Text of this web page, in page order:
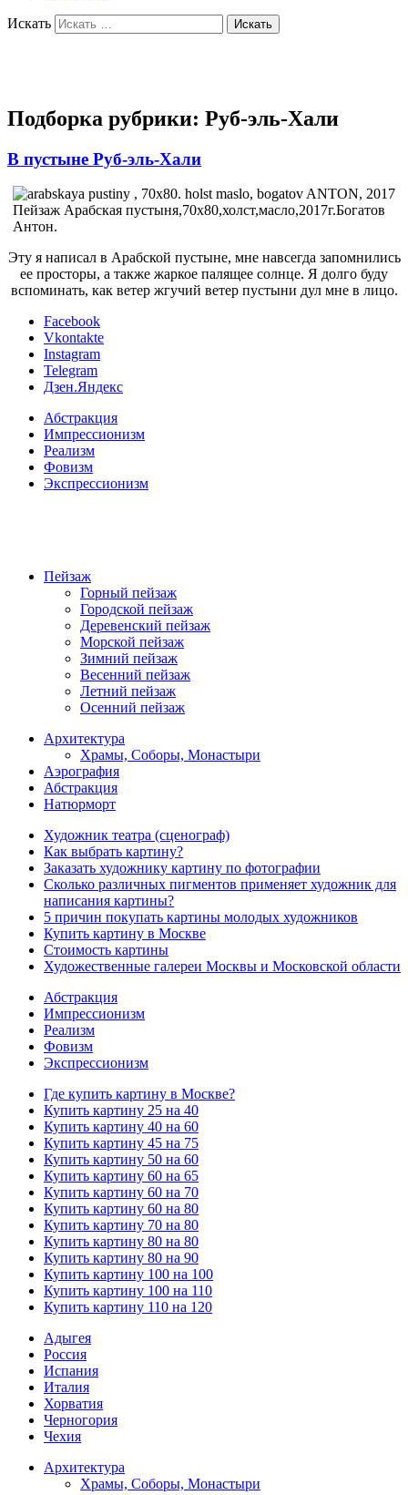
Искать
Подборка рубрики: Руб-эль-Хали
В пустыне Руб-эль-Хали
Пейзаж Арабская пустыня,70х80,холст,масло,2017г.Богатов
Антон.
Эту я написал в Арабской пустыне, мне навсегда запомнились
ее просторы, а также жаркое палящее солнце. Я долго буду
вспоминать, как ветер жгучий ветер пустыни дул мне в лицо.
Facebook
Vkontakte
Instagram
Telegram
Дзен.Яндекс
Абстракция
Импрессионизм
Реализм
Фовизм
Экспрессионизм
Пейзаж
Горный пейзаж
Городской пейзаж
Деревенский пейзаж
Морской пейзаж
Зимний пейзаж
Весенний пейзаж
Летний пейзаж
Осенний пейзаж
Архитектура
Храмы, Соборы, Монастыри
Аэрография
Абстракция
Натюрморт
Художник театра (сценограф)
Как выбрать картину?
Заказать художнику картину по фотографии
Сколько различных пигментов применяет художник для
написания картины?
5 причин покупать картины молодых художников
Купить картину в Москве
Стоимость картины
Художественные галереи Москвы и Московской области
Абстракция
Импрессионизм
Реализм
Фовизм
Экспрессионизм
Где купить картину в Москве?
Купить картину 25 на 40
Купить картину 40 на 60
Купить картину 45 на 75
Купить картину 50 на 60
Купить картину 60 на 65
Купить картину 60 на 70
Купить картину 60 на 80
Купить картину 70 на 80
Купить картину 80 на 80
Купить картину 80 на 90
Купить картину 100 на 100
Купить картину 100 на 110
Купить картину 110 на 120
Адыгея
Россия
Испания
Италия
Хорватия
Черногория
Чехия
Архитектура
Храмы, Соборы, Монастыри